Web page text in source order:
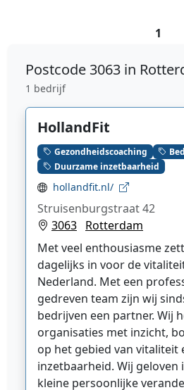
1
Postcode 3063 in
1 bedrijf
HollandFit
Gezondheidscoaching
Duurzame inzetbaarheid
hollandfit.nl/
Struisenburgstraat 42
3063 Rotterdam
Met veel enthousiasme
dagelijks in voor de
Nederland. Met een
gedreven team zijn wij
bedrijven een partner. Wij
organisaties met inzicht,
op het gebied van vitaliteit
inzetbaarheid. Wij geloven
kleine persoonlijke